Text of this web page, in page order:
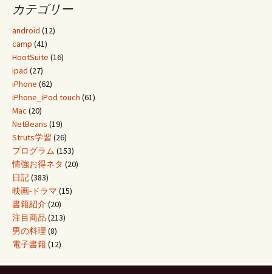
カテゴリー
android (12)
camp (41)
HootSuite (16)
ipad (27)
iPhone (62)
iPhone_iPod touch (61)
Mac (20)
NetBeans (19)
Struts学習 (26)
プログラム (153)
情強お得ネタ (20)
日記(383)
映画-ドラマ (15)
書籍紹介(20)
注目商品 (213)
男の料理 (8)
電子書籍(12)